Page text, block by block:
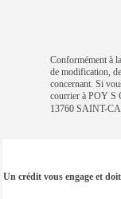
Conformément à
de modification,
concernant. Si
courrier à POY
13760 SAINT-
Un crédit vous engage et